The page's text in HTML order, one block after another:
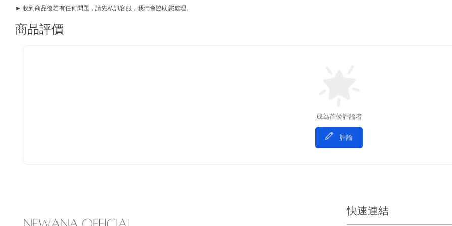
► 收到商品後若有任何問題，請先私訊客服，我們會協助您處理。
商品評價
成為首位評論者
評論
快速連結